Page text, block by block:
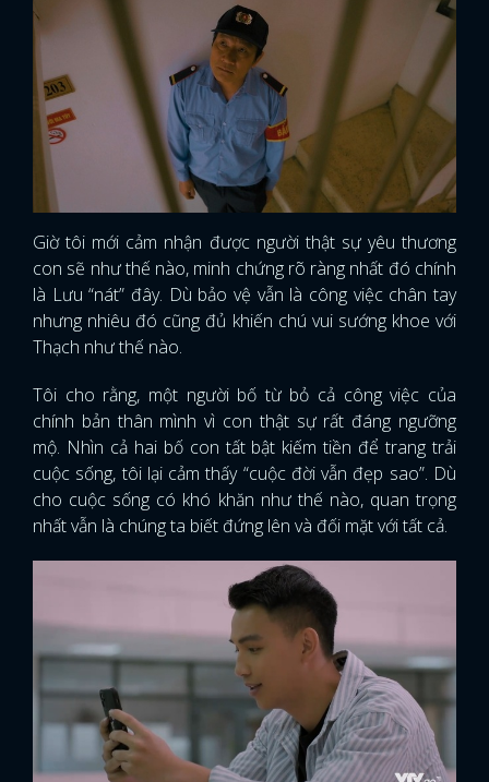
Giờ tôi mới cảm nhận được người thật sự yêu thương
con sẽ như thế nào, minh chứng rõ ràng nhất đó chính
là Lưu “nát” đây. Dù bảo vệ vẫn là công việc chân tay
nhưng nhiêu đó cũng đủ khiến chú vui sướng khoe với
Thạch như thế nào.
Tôi cho rằng, một người bố từ bỏ cả công việc của
chính bản thân mình vì con thật sự rất đáng ngưỡng
mộ. Nhìn cả hai bố con tất bật kiếm tiền để trang trải
cuộc sống, tôi lại cảm thấy “cuộc đời vẫn đẹp sao”. Dù
cho cuộc sống có khó khăn như thế nào, quan trọng
nhất vẫn là chúng ta biết đứng lên và đối mặt với tất cả.